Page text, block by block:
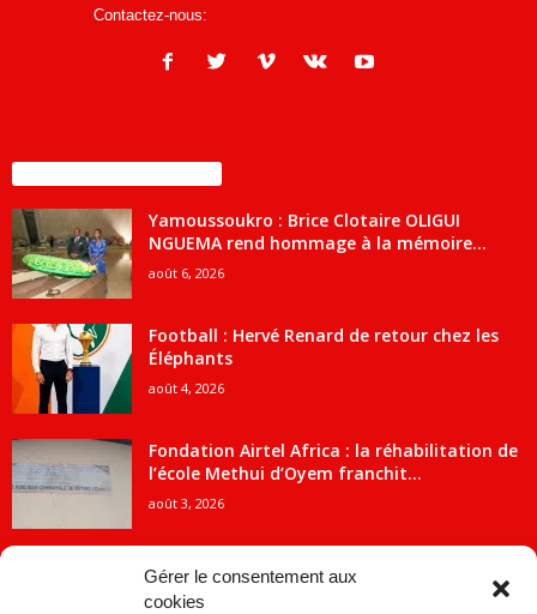
Gérer le consentement aux
cookies
Contactez-nous:
Yamoussoukro : Brice Clotaire OLIGUI
NGUEMA rend hommage à la mémoire...
août 6, 2026
Football : Hervé Renard de retour chez les
Éléphants
août 4, 2026
Fondation Airtel Africa : la réhabilitation de
l’école Methui d’Oyem franchit...
août 3, 2026